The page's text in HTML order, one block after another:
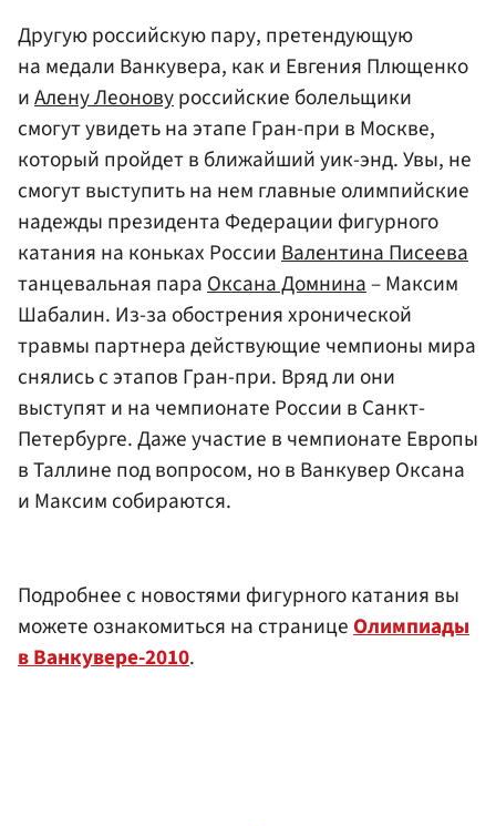
Другую российскую пару, претендующую
на медали Ванкувера, как и Евгения Плющенко
иАлену Леоновуроссийские болельщики
смогут увидеть на этапе Гран-при в Москве,
который пройдет в ближайший уик-энд. Увы, не
смогут выступить на нем главные олимпийские
надежды президента Федерации фигурного
катания на коньках России Валентина Писеева
танцевальная пара Оксана Домнина– Максим
Шабалин. Из-за обострения хронической
травмы партнера действующие чемпионы мира
снялись с этапов Гран-при. Вряд ли они
выступят и на чемпионате России в Санкт-
Петербурге. Даже участие в чемпионате Европы
в Таллине под вопросом, но в Ванкувер Оксана
и Максим собираются.
Подробнее с новостями фигурного катания вы
можете ознакомиться на страницеОлимпиады
в Ванкувере-2010.